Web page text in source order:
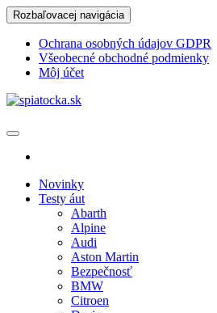
Skip
to
content
Rozbaľovacej navigácia
Ochrana osobných údajov GDPR
Všeobecné obchodné podmienky
Môj účet
Novinky
Testy áut
Abarth
Alpine
Audi
Aston Martin
Bezpečnosť
BMW
Citroen